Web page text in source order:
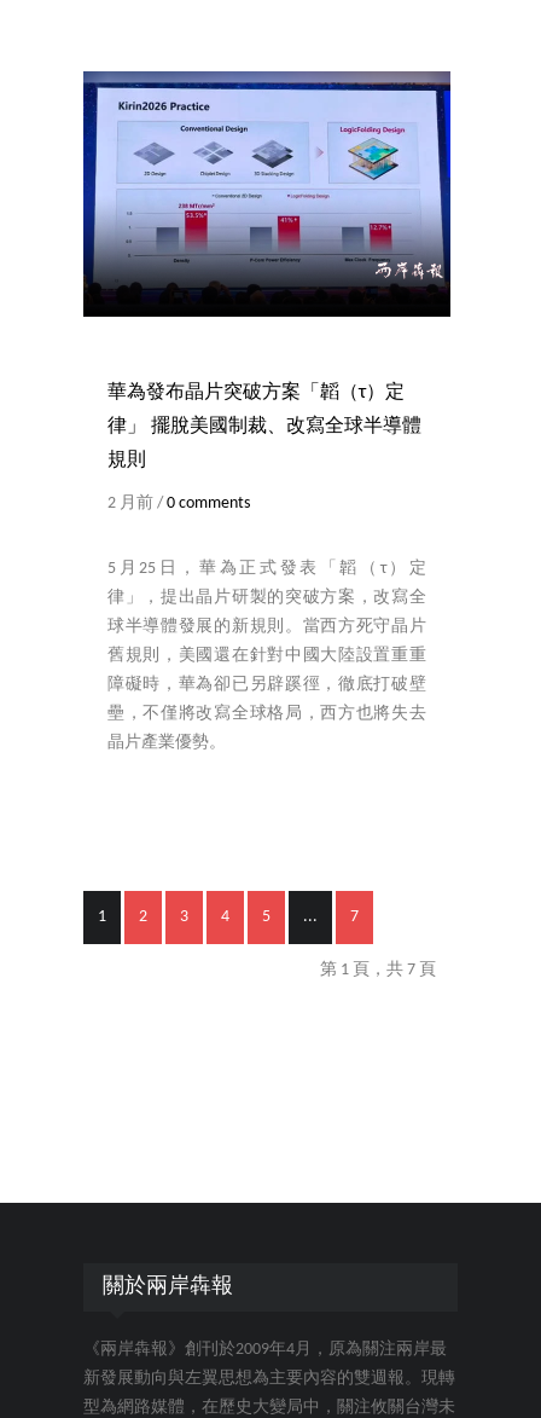
華為發布晶片突破方案「韜（τ）定
律」 擺脫美國制裁、改寫全球半導體
規則
2 月前 / 0 comments
5月25日，華為正式發表「韜（τ）定
律」，提出晶片研製的突破方案，改寫全
球半導體發展的新規則。當西方死守晶片
舊規則，美國還在針對中國大陸設置重重
障礙時，華為卻已另辟蹊徑，徹底打破壁
壘，不僅將改寫全球格局，西方也將失去
晶片產業優勢。
1 2 3 4 5 ... 7
第 1 頁，共 7 頁
關於兩岸犇報
《兩岸犇報》創刊於2009年4月，原為關注兩岸最
新發展動向與左翼思想為主要內容的雙週報。現轉
型為網路媒體，在歷史大變局中，關注攸關台灣未